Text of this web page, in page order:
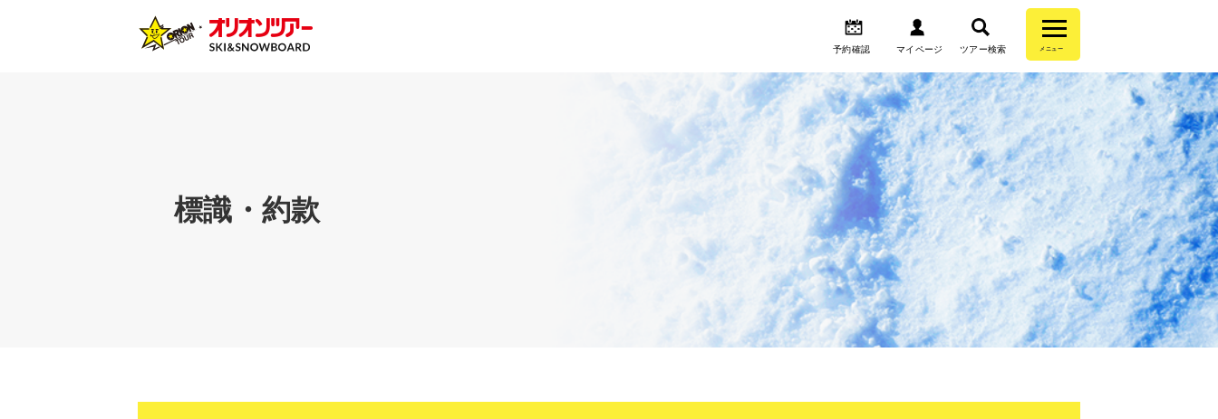
予約確認 マイページ ツアー検索 メニュー
標識・約款